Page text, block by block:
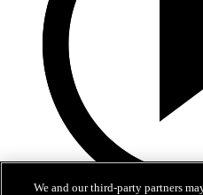
We and our third-party partners